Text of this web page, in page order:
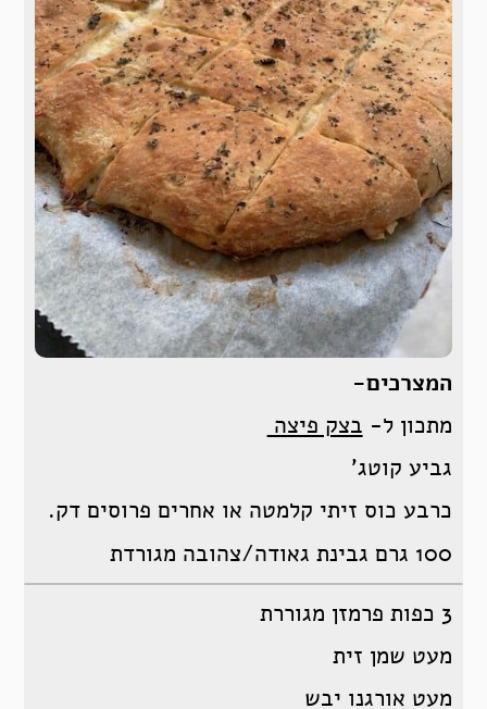
המצרכים-
מתכון ל- בצק פיצה
גביע קוטג’
כרבע כוס זיתי קלמטה או אחרים פרוסים דק.
100 גרם גבינת גאודה/צהובה מגורדת
3 כפות פרמזן מגוררת
מעט שמן זית
מעט אורגנו יבש